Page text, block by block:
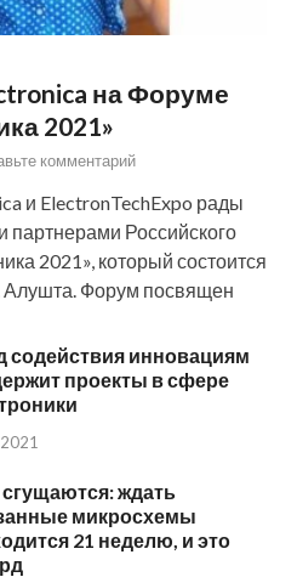
на Форуме
2021»
комментарий
и ElectronTechExpo рады
Российского
2021», который состоится
Алушта. Форум посвящен
содействия инновациям
проекты в сфере
сгущаются: ждать
микросхемы
21 неделю, и это